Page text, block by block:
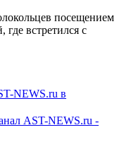
посещением
встретился с
NEWS.ru в
AST-NEWS.ru -